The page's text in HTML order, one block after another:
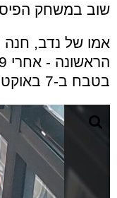
שוב במשחק
אמו של נדב,
בטבח ב-7 באוקטובר.